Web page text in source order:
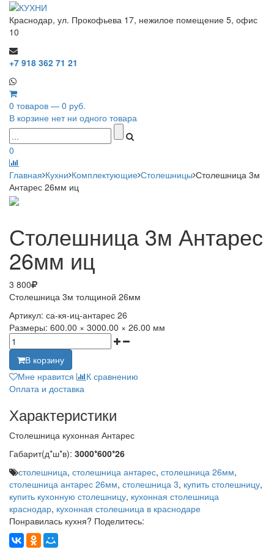
Краснодар, ул. Прокофьева 17, нежилое помещение 5, офис
10
+7 918 362 71 21
0 товаров — 0 руб.
В корзине нет ни одного товара
0
Главная Кухни Комплектующие Столешницы Столешница 3м
Антарес 26мм иц
Столешница 3м Антарес
26мм иц
3 800
Столешница 3м толщиной 26мм
Артикул: са-кя-иц-антарес 26
Размеры: 600.00 × 3000.00 × 26.00 мм
В корзину
Мне нравится
К сравнению
Оплата и доставка
Характеристики
Столешница кухонная Антарес
Габарит(д*ш*в): 3000*600*26
столешница, столешница антарес, столешница 26мм,
столешница антарес 26мм, столешница 3, купить столешницу,
купить кухонную столешницу, кухонная столешница
краснодар, кухонная столешница в краснодаре
Понравилась кухня? Поделитесь: